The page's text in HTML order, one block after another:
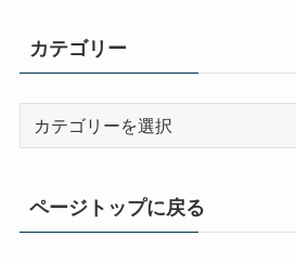
カテゴリー
ページトップに戻る